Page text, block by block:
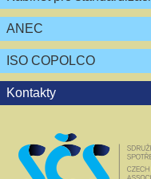
ANEC
ISO COPOLCO
Kontakty